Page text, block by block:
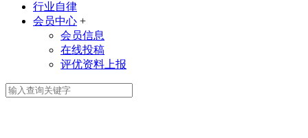
行业自律
会员中心 +
会员信息
在线投稿
评优资料上报